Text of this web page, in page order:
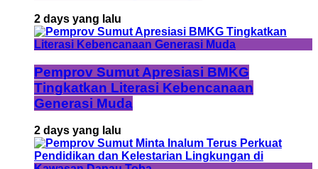
2 days yang lalu
Pemprov Sumut Apresiasi BMKG
Tingkatkan Literasi Kebencanaan
Generasi Muda
2 days yang lalu